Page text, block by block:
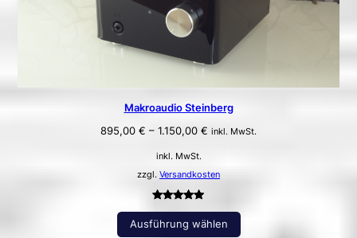
Makroaudio Steinberg
895,00 € – 1.150,00 € inkl. MwSt.
inkl. MwSt.
zzgl. Versandkosten
mit5.00
Ausführung wählen